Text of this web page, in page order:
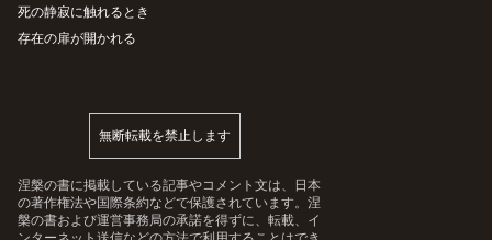
死の静寂に触れるとき
存在の扉が開かれる
無断転載を禁止します
涅槃の書に掲載している記事やコメント文は、日本
の著作権法や国際条約などで保護されています。涅
槃の書および運営事務局の承諾を得ずに、転載、イ